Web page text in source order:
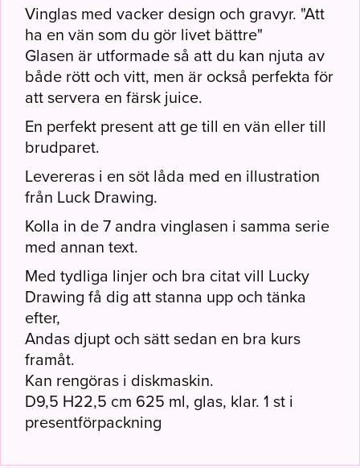
Vinglas med vacker design och gravyr. "Att
ha en vän som du gör livet bättre"
Glasen är utformade så att du kan njuta av
både rött och vitt, men är också perfekta för
att servera en färsk juice.
En perfekt present att ge till en vän eller till
brudparet.
Levereras i en söt låda med en illustration
från Luck Drawing.
Kolla in de 7 andra vinglasen i samma serie
med annan text.
Med tydliga linjer och bra citat vill Lucky
Drawing få dig att stanna upp och tänka
efter,
Andas djupt och sätt sedan en bra kurs
framåt.
Kan rengöras i diskmaskin.
D9,5 H22,5 cm 625 ml, glas, klar. 1 st i
presentförpackning